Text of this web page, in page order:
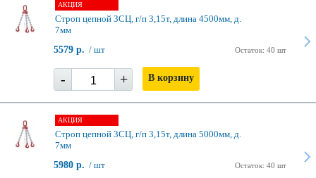
АКЦИЯ
Строп цепной 3СЦ, г/п 3,15т, длина 4500мм, д.
7мм
Остаток: 40 шт
5579 р. / шт
- + В корзину
АКЦИЯ
Строп цепной 3СЦ, г/п 3,15т, длина 5000мм, д.
7мм
Остаток: 40 шт
5980 р. / шт